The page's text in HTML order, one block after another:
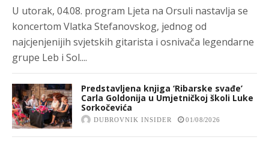
U utorak, 04.08. program Ljeta na Orsuli nastavlja se
koncertom Vlatka Stefanovskog, jednog od
najcjenjenijih svjetskih gitarista i osnivača legendarne
grupe Leb i Sol....
Predstavljena knjiga ‘Ribarske svađe’
Carla Goldonija u Umjetničkoj školi Luke
Sorkočevića
DUBROVNIK INSIDER 01/08/2026